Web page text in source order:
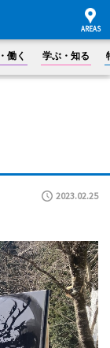
働く 学ぶ・知る
2023.02.25